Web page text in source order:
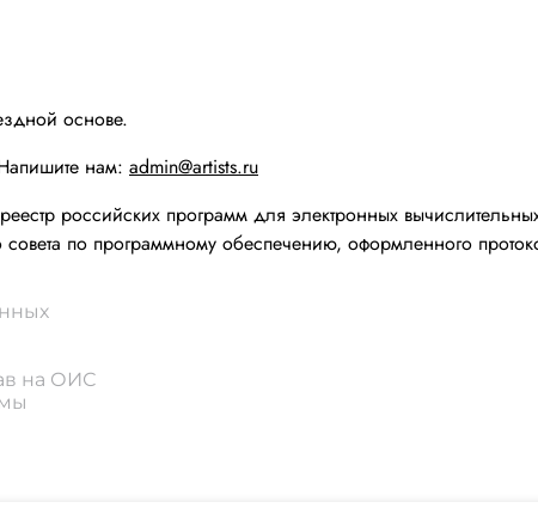
основе.
нам: admin@artists.ru
российских программ для электронных
по программному обеспечению, оформленного
на ОИС